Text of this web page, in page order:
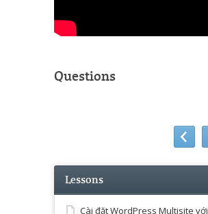
Questions
Lessons
Cài đặt WordPress Multisite với